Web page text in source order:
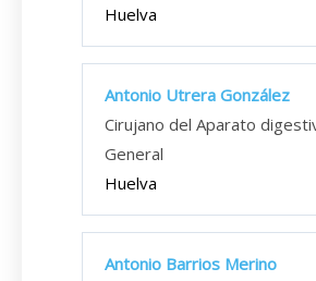
Huelva
Antonio Utrera González
Cirujano del Aparato
General
Huelva
Antonio Barrios Merino